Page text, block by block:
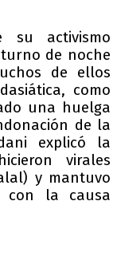
su activismo
de noche
de ellos
como
una huelga
de la
explicó la
virales
y mantuvo
con la causa